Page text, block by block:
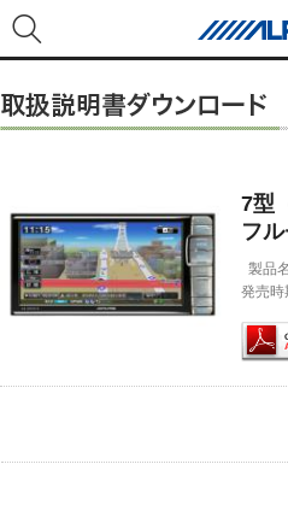
7型
フ
製品名
発売時